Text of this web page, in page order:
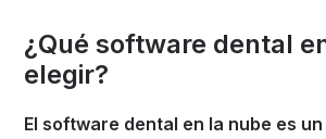
¿Qué software dental
elegir?
El software dental en la nube es